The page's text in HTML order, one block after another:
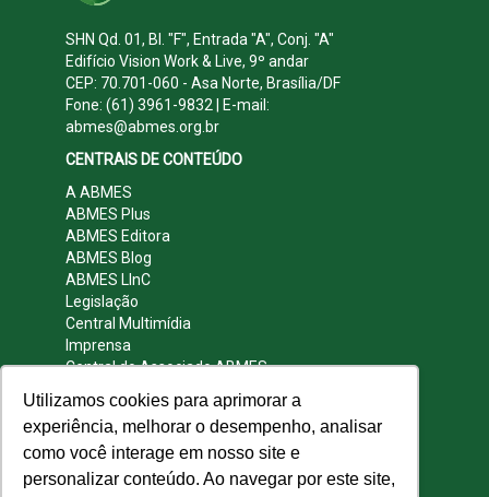
Utilizamos cookies para aprimorar a
experiência, melhorar o desempenho, analisar
como você interage em nosso site e
personalizar conteúdo. Ao navegar por este site,
SHN Qd. 01, Bl. "F", Entrada "A", Conj. "A"
Edifício Vision Work & Live, 9º andar
CEP: 70.701-060 - Asa Norte, Brasília/DF
Fone: (61) 3961-9832 | E-mail:
abmes@abmes.org.br
CENTRAIS DE CONTEÚDO
A ABMES
ABMES Plus
ABMES Editora
ABMES Blog
ABMES LInC
Legislação
Central Multimídia
Imprensa
Central do Associado ABMES
REDES SOCIAIS